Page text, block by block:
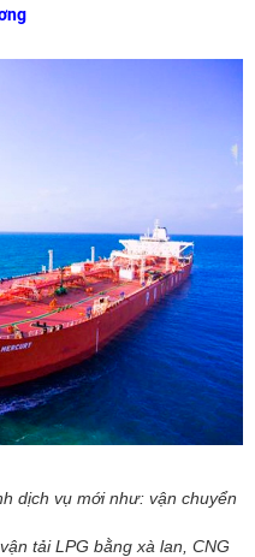
dịch vụ mới như: vận chuyển
tải LPG bằng xà lan, CNG